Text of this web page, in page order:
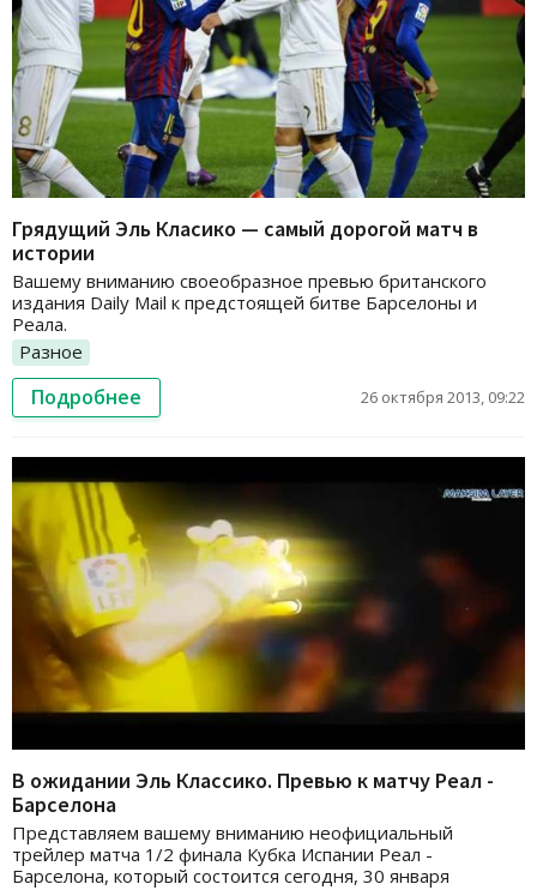
Грядущий Эль Класико — самый дорогой матч в
истории
Вашему вниманию своеобразное превью британского
издания Daily Mail к предстоящей битве Барселоны и
Реала.
Разное
Подробнее 26 октября 2013, 09:22
В ожидании Эль Классико. Превью к матчу Реал -
Барселона
Представляем вашему вниманию неофициальный
трейлер матча 1/2 финала Кубка Испании Реал -
Барселона, который состоится сегодня, 30 января